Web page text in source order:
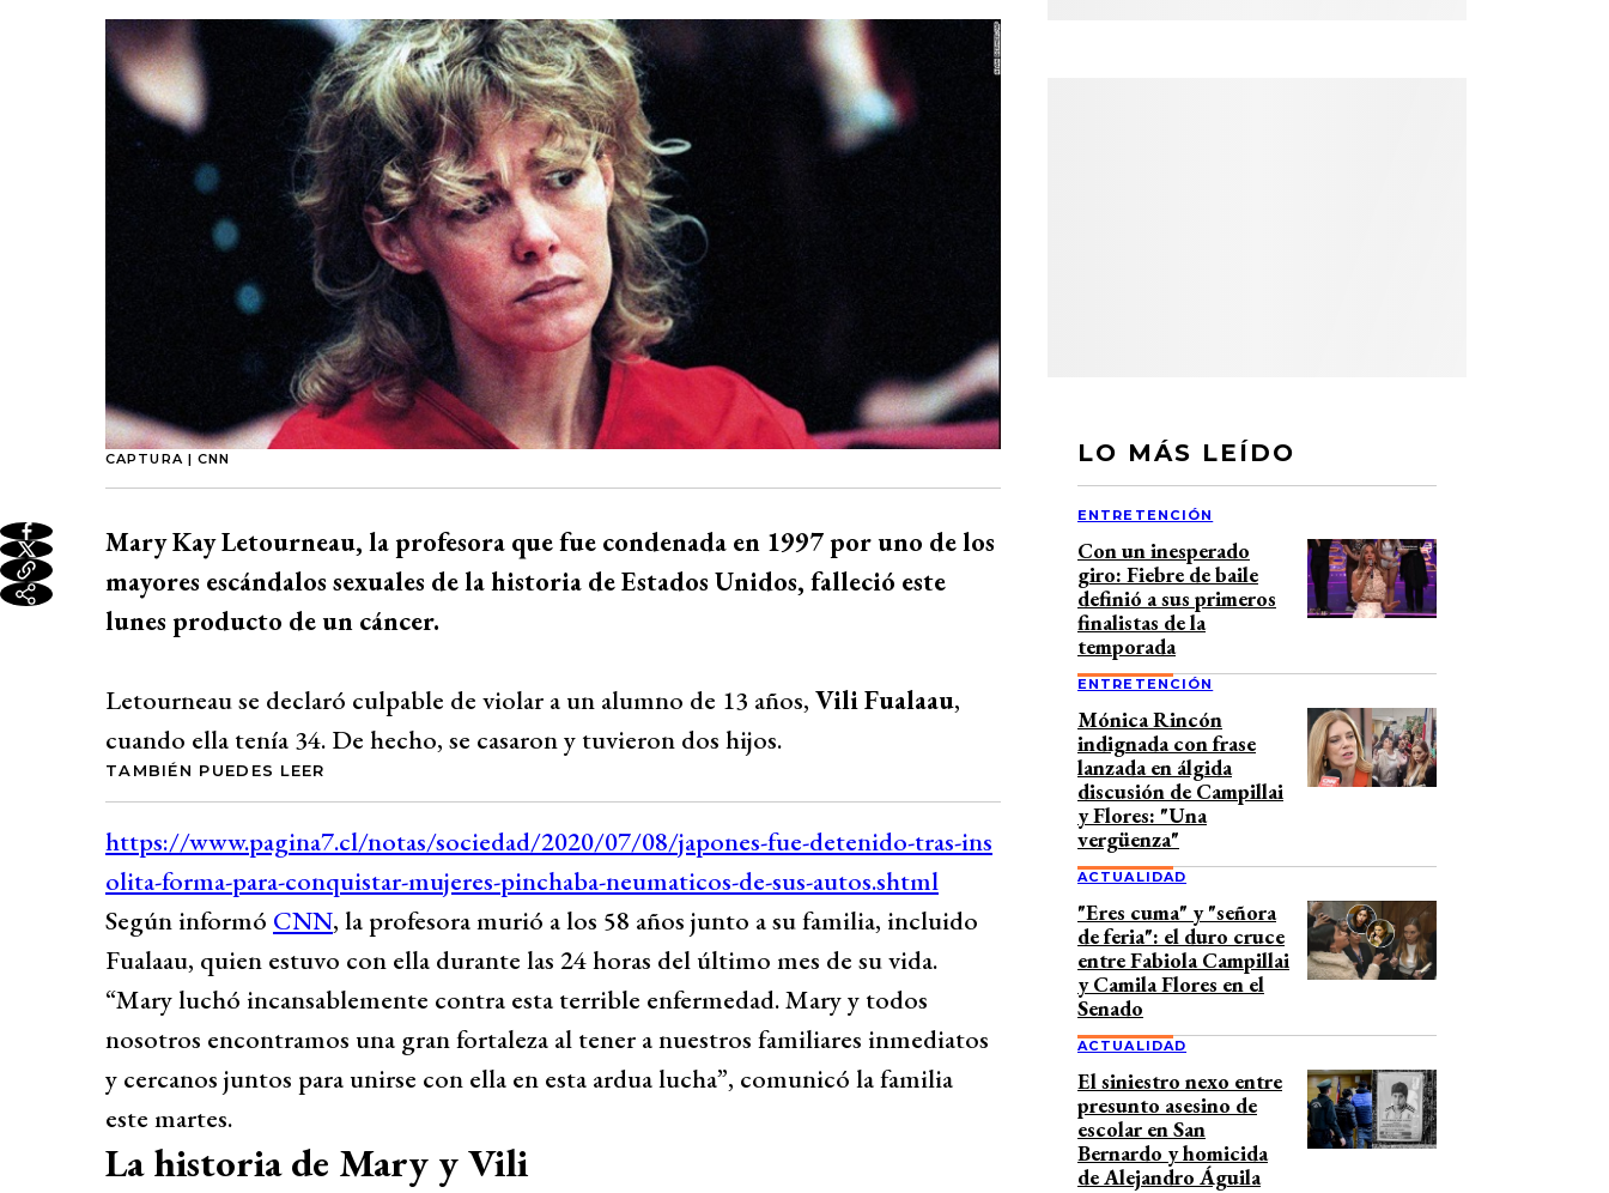
CAPTURA | CNN
Mary Kay Letourneau, la profesora que fue condenada en 1997 por uno de los
mayores escándalos sexuales de la historia de Estados Unidos, falleció este
lunes producto de un cáncer.
Letourneau se declaró culpable de violar a un alumno de 13 años, Vili Fualaau,
cuando ella tenía 34. De hecho, se casaron y tuvieron dos hijos.
TAMBIÉN PUEDES LEER
Según informó CNN, la profesora murió a los 58 años junto a su familia, incluido
Fualaau, quien estuvo con ella durante las 24 horas del último mes de su vida.
“Mary luchó incansablemente contra esta terrible enfermedad. Mary y todos
nosotros encontramos una gran fortaleza al tener a nuestros familiares inmediatos
y cercanos juntos para unirse con ella en esta ardua lucha”, comunicó la familia
este martes.
La historia de Mary y Vili
LO MÁS LEÍDO
ENTRETENCIÓN
Con un inesperado
giro: Fiebre de baile
definió a sus primeros
finalistas de la
temporada
ENTRETENCIÓN
Mónica Rincón
indignada con frase
lanzada en álgida
discusión de Campillai
y Flores: "Una
vergüenza"
ACTUALIDAD
"Eres cuma" y "señora
de feria": el duro cruce
entre Fabiola Campillai
y Camila Flores en el
Senado
ACTUALIDAD
El siniestro nexo entre
presunto asesino de
escolar en San
Bernardo y homicida
de Alejandro Águila